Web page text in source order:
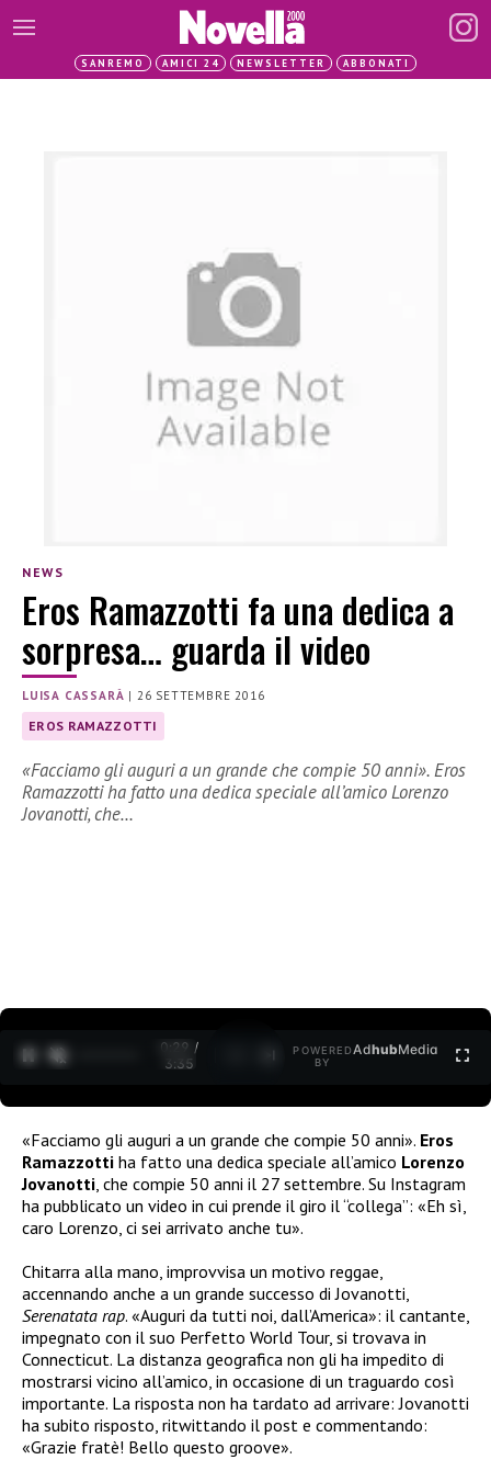
SANREMO AMICI 24 NEWSLETTER ABBONATI
NEWS
Eros Ramazzotti fa una dedica a
sorpresa… guarda il video
LUISA CASSARÀ | 26 SETTEMBRE 2016
EROS RAMAZZOTTI
«Facciamo gli auguri a un grande che compie 50 anni». Eros
Ramazzotti ha fatto una dedica speciale all’amico Lorenzo
Jovanotti, che…
0:30 /
3:35
POWERED
BY
AdhubMedia
«Facciamo gli auguri a un grande che compie 50 anni». Eros
Ramazzotti ha fatto una dedica speciale all’amico Lorenzo
Jovanotti , che compie 50 anni il 27 settembre. Su Instagram
ha pubblicato un video in cui prende il giro il “collega”: «Eh sì,
caro Lorenzo, ci sei arrivato anche tu».
Chitarra alla mano, improvvisa un motivo reggae,
accennando anche a un grande successo di Jovanotti,
Serenatata rap. «Auguri da tutti noi, dall’America»: il cantante,
impegnato con il suo Perfetto World Tour, si trovava in
Connecticut. La distanza geografica non gli ha impedito di
mostrarsi vicino all’amico, in occasione di un traguardo così
importante. La risposta non ha tardato ad arrivare: Jovanotti
ha subito risposto, ritwittando il post e commentando:
«Grazie fratè! Bello questo groove».